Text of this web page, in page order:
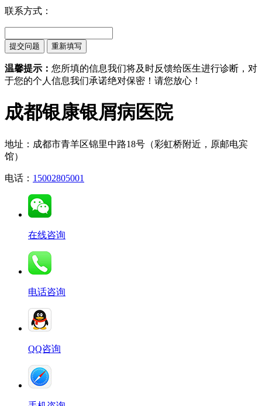
联系方式：
温馨提示： 您所填的信息我们将及时反馈给医生进行诊断，对
于您的个人信息我们承诺绝对保密！请您放心！
成都银康银屑病医院
地址：成都市青羊区锦里中路18号（彩虹桥附近，原邮电宾
馆）
电话： 15002805001
在线咨询
电话咨询
QQ咨询